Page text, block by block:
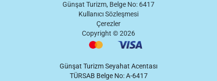
Günşat Turizm, Belge No: 6417
Kullanıcı Sözleşmesi
Çerezler
Copyright ©2026
Günşat Turizm Seyahat Acentası
TÜRSAB Belge No: A-6417